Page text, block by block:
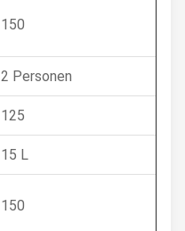
150
2 Personen
125
15 L
150